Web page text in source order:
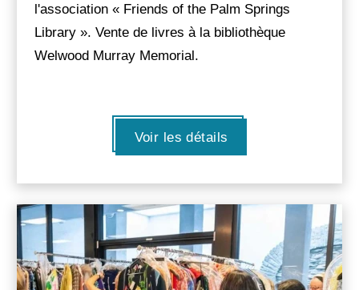
l'association « Friends of the Palm Springs
Library ». Vente de livres à la bibliothèque
Welwood Murray Memorial.
Voir les détails